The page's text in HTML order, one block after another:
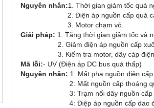
Nguyên nhân:1. Thời gian giảm tốc quá
2. Điện áp nguồn cấp quá
3. Motor chạm vỏ.
Giải pháp: 1. Tăng thời gian giảm tốc và
2. Giảm điện áp nguồn cấp xuống
3. Kiểm tra motor, dây cáp điện
Mã lỗi:- UV (Điện áp DC bus quá thấp)
Nguyên nhân: 1: Mất pha nguồn điện cấp.
2: Mất nguồn cấp thoáng
3: Trạm nối dây nguồn cấp
4: Điệp áp nguồn cấp dao